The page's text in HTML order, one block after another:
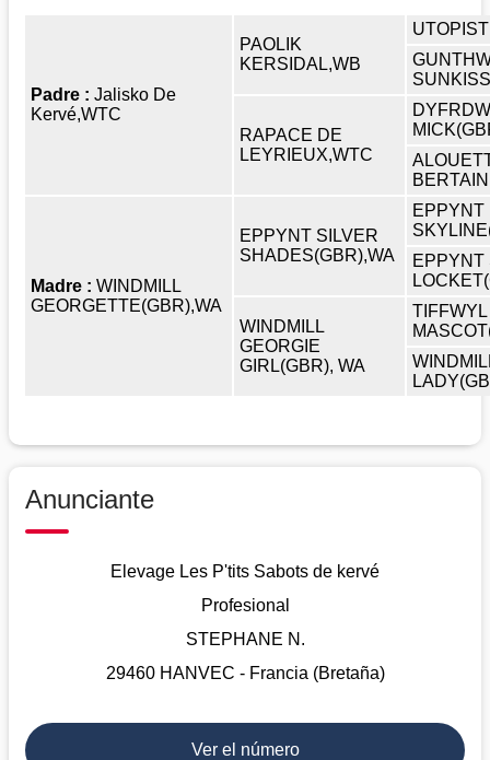
Padre : Jalisko De
Kervé,WTC
PAOLIK
KERSIDAL,WB
RAPACE DE
LEYRIEUX,WTC
Madre : WINDMILL
GEORGETTE(GBR),WA
EPPYNT SILVER
SHADES(GBR),WA
EPPYNT
EPPYNT
WINDMILL
GEORGIE
GIRL(GBR), WA
TIFFWYL
Anunciante
Elevage Les P'tits Sabots de kervé
Profesional
STEPHANE N.
29460 HANVEC - Francia (Bretaña)
Ver el número